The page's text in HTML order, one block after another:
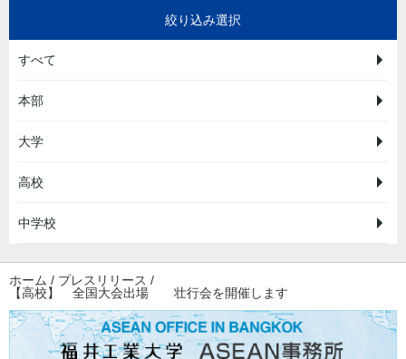
絞り込み選択
すべて
本部
大学
高校
中学校
ホーム / プレスリリース /
【高校】 全国大会出場 壮行会を開催します